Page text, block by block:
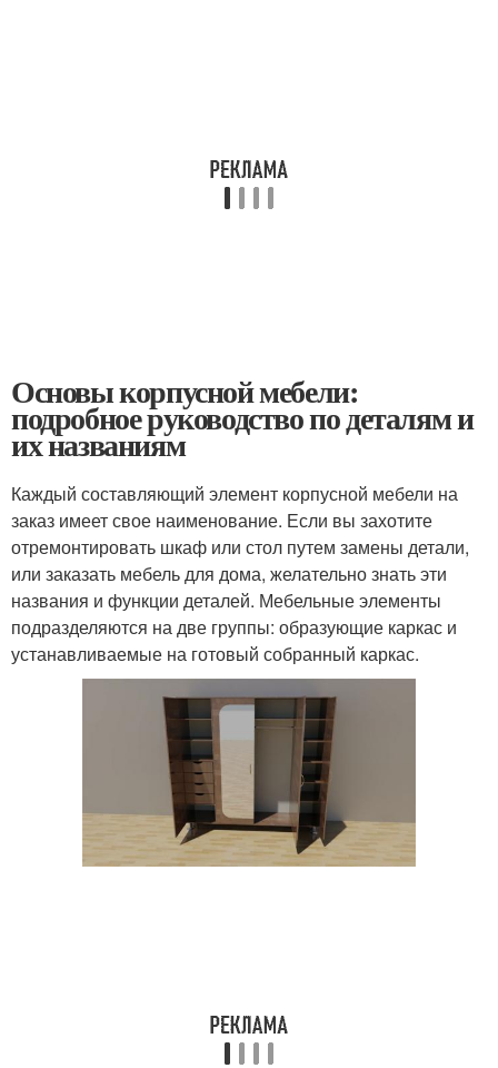
Основы корпусной мебели:
подробное руководство по деталям и
их названиям
Каждый составляющий элемент корпусной мебели на
заказ имеет свое наименование. Если вы захотите
отремонтировать шкаф или стол путем замены детали,
или заказать мебель для дома, желательно знать эти
названия и функции деталей. Мебельные элементы
подразделяются на две группы: образующие каркас и
устанавливаемые на готовый собранный каркас.